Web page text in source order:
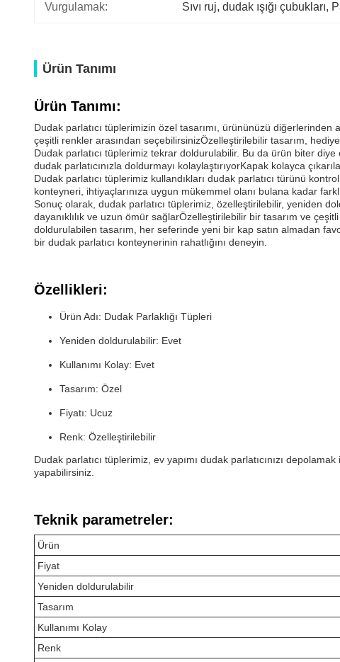
Vurgulamak: Sıvı ruj, dudak ışığı çubukları,
Ürün Tanımı
Ürün Tanımı:
Dudak parlatıcı tüplerimizin özel tasarımı, ürününüzü
çeşitli renkler arasından seçebilirsinizÖzelleştirilebilir tasarım,
Dudak parlatıcı tüplerimiz tekrar doldurulabilir. Bu da ürün biter
dudak parlatıcınızla doldurmayı kolaylaştırıyorKapak kolayca
Dudak parlatıcı tüplerimiz kullandıkları dudak parlatıcı türünü
konteyneri, ihtiyaçlarınıza uygun mükemmel olanı bulana kadar
Sonuç olarak, dudak parlatıcı tüplerimiz, özelleştirilebilir, yeniden
dayanıklılık ve uzun ömür sağlarÖzelleştirilebilir bir tasarım ve
doldurulabilen tasarım, her seferinde yeni bir kap satın almadan
bir dudak parlatıcı konteynerinin rahatlığını deneyin.
Özellikleri:
Ürün Adı: Dudak Parlaklığı Tüpleri
Yeniden doldurulabilir: Evet
Kullanımı Kolay: Evet
Tasarım: Özel
Fiyatı: Ucuz
Renk: Özelleştirilebilir
Dudak parlatıcı tüplerimiz, ev yapımı dudak parlatıcınızı
yapabilirsiniz.
Teknik parametreler:
Ürün
Fiyat
Yeniden doldurulabilir
Tasarım
Kullanımı Kolay
Renk